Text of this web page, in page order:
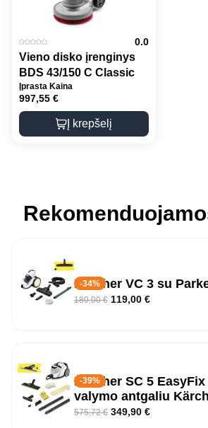
0.0
Vieno disko įrenginys
BDS 43/150 C Classic
Įprasta Kaina
997,55 €
Į krepšelį
-34%
Karcher VC 3 su
180,00€ 119,00 €
-39%
Kärcher SC 5
valymo antgaliu
575,72€ 349,90 €